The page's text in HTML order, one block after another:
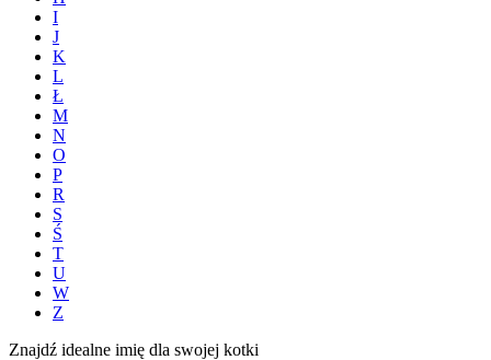
I
J
K
L
Ł
M
N
O
P
R
S
Ś
T
U
W
Z
Znajdź idealne imię dla swojej kotki